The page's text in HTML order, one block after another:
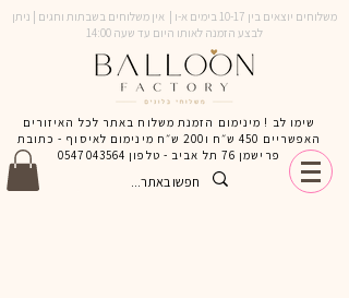
משלוחים יוצאים בין 10-17 בימים א-ו | אין משלוחים בשבתות וחגים | ניתן
לבצע הזמנה לאותו היום עד שעה 14:00
שימו לב ! מינימום הזמנת משלוח באתר לכל האיזורים
האפשריים 450 ש״ח ו200 ש״ח מינימום לאיסוף - כתובת
פרישמן 76 תל אביב - טלפון
0547043564